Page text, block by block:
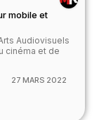
mobile et
Audiovisuels
cinéma et de
27 MARS 2022